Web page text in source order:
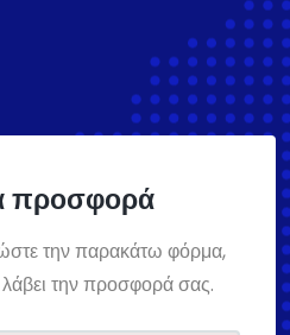
προσφορά
την παρακάτω φόρμα,
την προσφορά σας.